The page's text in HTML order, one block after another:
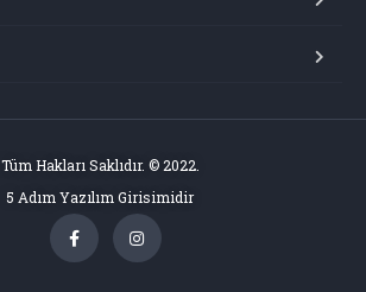
Tüm Hakları Saklıdır. © 2022.
5 Adım Yazılım Girisimidir